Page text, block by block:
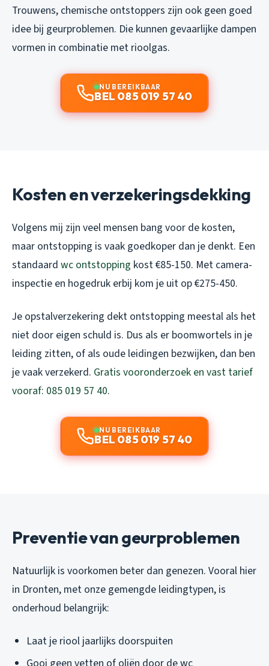
Trouwens, chemische ontstoppers zijn ook geen goed
idee bij geurproblemen. Die kunnen gevaarlijke dampen
vormen in combinatie met rioolgas.
NU BEREIKBAAR
BEL 085 019 57 40
Kosten en verzekeringsdekking
Volgens mij zijn veel mensen bang voor de kosten,
maar ontstopping is vaak goedkoper dan je denkt. Een
standaard wc ontstopping kost €85-150. Met camera-
inspectie en hogedruk erbij kom je uit op €275-450.
Je opstalverzekering dekt ontstopping meestal als het
niet door eigen schuld is. Dus als er boomwortels in je
leiding zitten, of als oude leidingen bezwijken, dan ben
je vaak verzekerd. Gratis vooronderzoek en vast tarief
vooraf: 085 019 57 40.
NU BEREIKBAAR
BEL 085 019 57 40
Preventie van geurproblemen
Natuurlijk is voorkomen beter dan genezen. Vooral hier
in Dronten, met onze gemengde leidingtypen, is
onderhoud belangrijk:
Laat je riool jaarlijks doorspuiten